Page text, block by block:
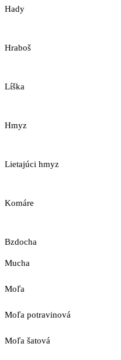
Hady
Hraboš
Líška
Hmyz
Lietajúci hmyz
Komáre
Bzdocha
Mucha
Moľa
Moľa potravinová
Moľa šatová